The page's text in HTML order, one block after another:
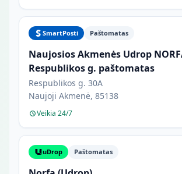
SmartPosti Paštomatas
Naujosios Akmenės Udrop
Respublikos g. paštomatas
Respublikos g. 30A
Naujoji Akmenė, 85138
Veikia 24/7
uDrop Paštomatas